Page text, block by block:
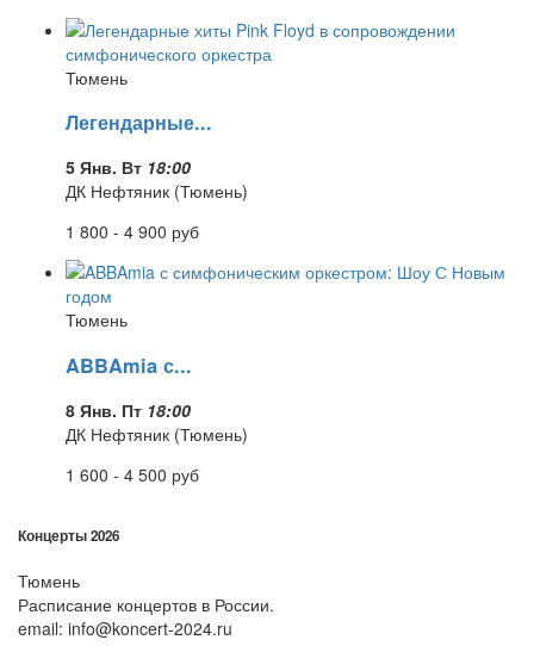
Тюмень
Легендарные...
5 Янв. Вт 18:00
ДК Нефтяник (Тюмень)
1 800 - 4 900 руб
Тюмень
ABBAmia с...
8 Янв. Пт 18:00
ДК Нефтяник (Тюмень)
1 600 - 4 500 руб
Концерты 2026
Тюмень
Расписание концертов в России.
email: info@koncert-2024.ru